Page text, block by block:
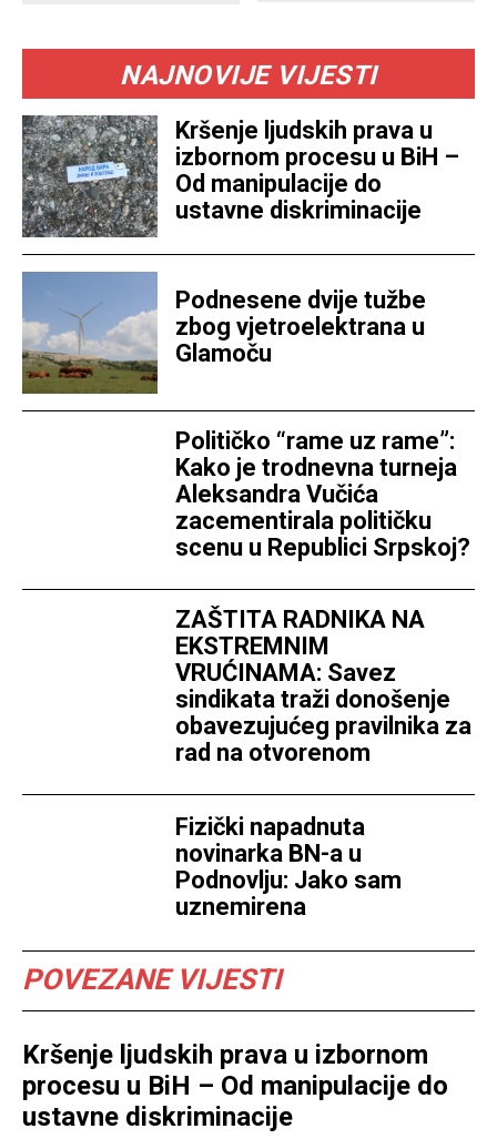
NAJNOVIJE VIJESTI
Kršenje ljudskih prava u
izbornom procesu u BiH –
Od manipulacije do
ustavne diskriminacije
Podnesene dvije tužbe
zbog vjetroelektrana u
Glamoču
Političko “rame uz rame”:
Kako je trodnevna turneja
Aleksandra Vučića
zacementirala političku
scenu u Republici Srpskoj?
ZAŠTITA RADNIKA NA
EKSTREMNIM
VRUĆINAMA: Savez
sindikata traži donošenje
obavezujućeg pravilnika za
rad na otvorenom
Fizički napadnuta
novinarka BN-a u
Podnovlju: Jako sam
uznemirena
POVEZANE VIJESTI
Kršenje ljudskih prava u izbornom
procesu u BiH – Od manipulacije do
ustavne diskriminacije